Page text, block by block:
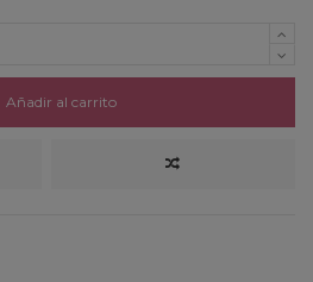
Añadir al carrito